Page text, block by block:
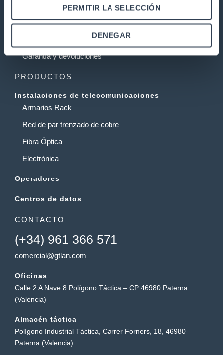
PERMITIR LA SELECCIÓN
DENEGAR
Nuestra historia
Calidad
Garantía y devoluciones
PRODUCTOS
Instalaciones de telecomunicaciones
Armarios Rack
Red de par trenzado de cobre
Fibra Óptica
Electrónica
Operadores
Centros de datos
CONTACTO
(+34) 961 366 571
comercial@gtlan.com
Oficinas
Calle 2 A Nave 8 Polígono Táctica – CP 46980 Paterna
(Valencia)
Almacén táctica
Polígono Industrial Táctica, Carrer Forners, 18, 46980
Paterna (Valencia)